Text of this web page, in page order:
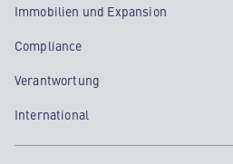
Immobilien und Expansion
Compliance
Verantwortung
International